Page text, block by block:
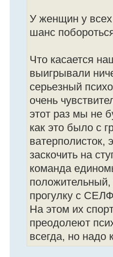
У женщин у
шанс
Что касается
выигрывали
серьезный
очень
этот раз мы не
как это было с
ватерполисток,
заскочить на
команда
прогулку с
На этом их
преодолеют
всегда, но